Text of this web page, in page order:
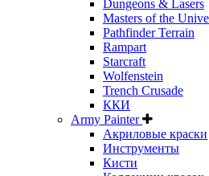
Dungeons & Lasers
Masters of the
Pathfinder Terrain
Rampart
Starcraft
Wolfenstein
Trench Crusade
ККИ
Army Painter
Акриловые краски
Инструменты
Кисти